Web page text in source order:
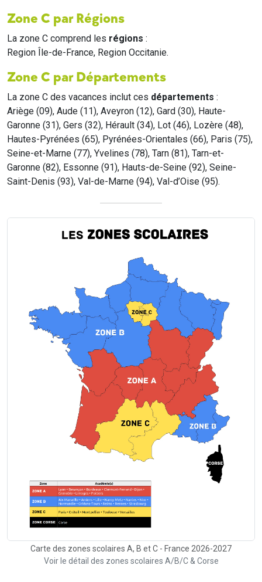
Zone C par Régions
La zone C comprend les régions :
Region Île-de-France, Region Occitanie.
Zone C par Départements
La zone C des vacances inclut ces départements :
Ariège (09), Aude (11), Aveyron (12), Gard (30), Haute-
Garonne (31), Gers (32), Hérault (34), Lot (46), Lozère (48),
Hautes-Pyrénées (65), Pyrénées-Orientales (66), Paris (75),
Seine-et-Marne (77), Yvelines (78), Tarn (81), Tarn-et-
Garonne (82), Essonne (91), Hauts-de-Seine (92), Seine-
Saint-Denis (93), Val-de-Marne (94), Val-d’Oise (95).
Carte des zones scolaires A, B et C - France 2026-2027
Voir le détail des zones scolaires A/B/C & Corse